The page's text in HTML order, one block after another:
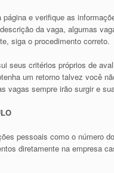
e verifique as
da vaga, algumas
siga o procedimento correto.
seus critérios próprios de
um retorno talvez você
vagas sempre irão surgir e
pessoais como o número
diretamente na empresa